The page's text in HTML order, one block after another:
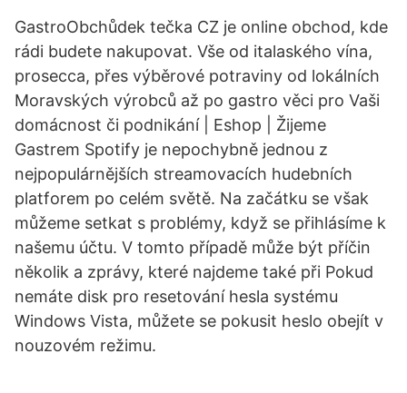
GastroObchůdek tečka CZ je online obchod, kde
rádi budete nakupovat. Vše od italaského vína,
prosecca, přes výběrové potraviny od lokálních
Moravských výrobců až po gastro věci pro Vaši
domácnost či podnikání | Eshop | Žijeme
Gastrem Spotify je nepochybně jednou z
nejpopulárnějších streamovacích hudebních
platforem po celém světě. Na začátku se však
můžeme setkat s problémy, když se přihlásíme k
našemu účtu. V tomto případě může být příčin
několik a zprávy, které najdeme také při Pokud
nemáte disk pro resetování hesla systému
Windows Vista, můžete se pokusit heslo obejít v
nouzovém režimu.